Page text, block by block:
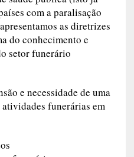
com a paralisação
as diretrizes
do conhecimento e
setor funerário
e necessidade de uma
funerárias em